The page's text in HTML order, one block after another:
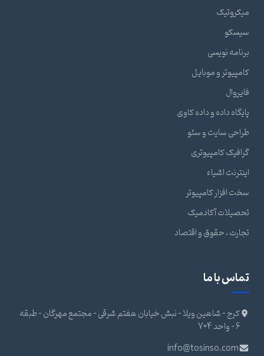
میکروتیک
سیسکو
برنامه نویسی
کامپیوتر و موبایل
فایروال
پایگاه داده و داده کاوی
طراحی سایت و سئو
گرافیک کامپیوتری
اینترنت اشیاء
سخت افزار کامپیوتر
تحصیلات آکادمیک
تجارت ، حقوق و اقتصاد
تماس با ما
کرج - شاهین ویلا - نبش خیابان هفتم شرقی - مجتمع مهرگان - طبقه
6 - واحد 704
info@tosinso.com